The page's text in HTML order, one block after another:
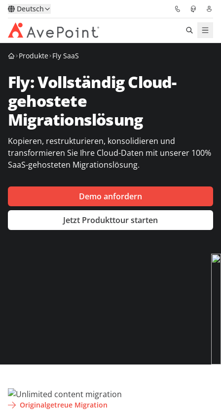
Deutsch
Lösungen
Confidence Platform
Pricing
Für Partner
Ressourcen
Über AvePoint
Sprechen Sie mit unseren
Experten
Demo
Produkte Fly SaaS
Fly: Vollständig Cloud-
gehostete
Migrationslösung
Kopieren, restrukturieren, konsolidieren und
transformieren Sie Ihre Cloud-Daten mit unserer 100%
SaaS-gehosteten Migrationslösung.
Demo anfordern
Jetzt Produkttour starten
Originalgetreue Migration